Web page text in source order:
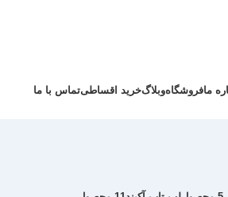
مافروشگاهوبلاگخرید اقساطیتماس با ما